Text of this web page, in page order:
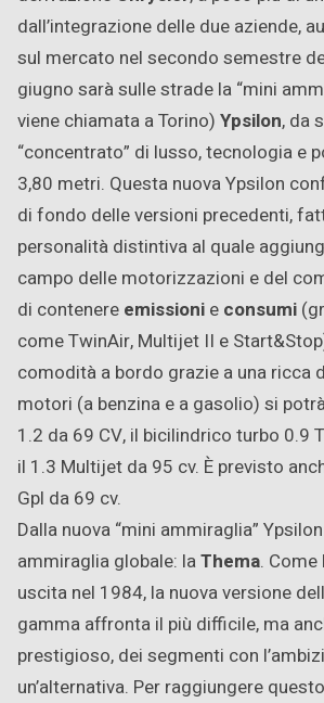
dall’integrazione delle due aziende,
sul mercato nel secondo semestre
giugno sarà sulle strade la “mini
viene chiamata a Torino) Ypsilon, da
“concentrato” di lusso, tecnologia e
3,80 metri. Questa nuova Ypsilon
di fondo delle versioni precedenti,
personalità distintiva al quale
campo delle motorizzazioni e del
di contenere emissioni e consumi
come TwinAir, Multijet II e
comodità a bordo grazie a una ricca
motori (a benzina e a gasolio) si
1.2 da 69 CV, il bicilindrico turbo 0.9
il 1.3 Multijet da 95 cv. È previsto
Gpl da 69 cv.
Dalla nuova “mini ammiraglia”
ammiraglia globale: laThema. Come
uscita nel 1984, la nuova versione
gamma affronta il più difficile, ma
prestigioso, dei segmenti con
un’alternativa. Per raggiungere